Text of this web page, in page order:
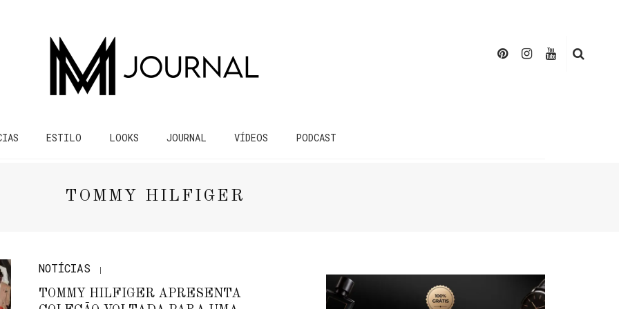
ESTILO LOOKS JOURNAL VÍDEOS PODCAST
TOMMY HILFIGER
NOTÍCIAS
TOMMY HILFIGER APRESENTA